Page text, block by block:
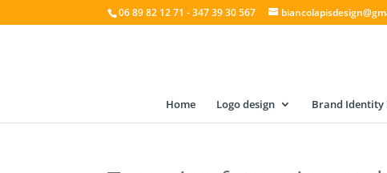
06 89 82 12 71 - 347 39 30 567
Home Logo design Brand Identity